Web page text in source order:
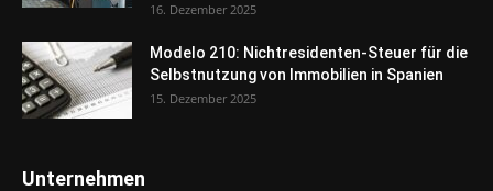
16. Dezember 2025
Modelo 210: Nichtresidenten-Steuer für die
Selbstnutzung von Immobilien in Spanien
15. Dezember 2025
Unternehmen